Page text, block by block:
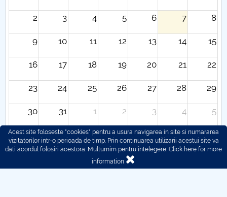
2 3 4 5 6 7 8
9 10 11 12 13 14 15
16 17 18 19 20 21 22
23 24 25 26 27 28 29
30 31 1 2 3 4 5
Acest site foloseste "cookies" pentru a usura navigarea in site si numararea
vizitatorilor intr-o perioada de timp. Prin continuarea utilizarii acestui site va
dati acordul folosiri acestora. Multumim pentru intelegere. Click here for more
information